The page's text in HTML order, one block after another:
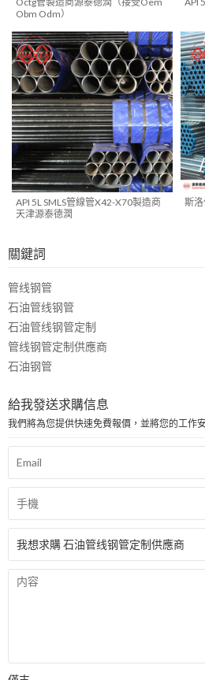
Obm Odm）
API 5L SMLS管線管X42-X70製造商
天津源泰德潤
斯
關鍵詞
管线钢管
石油管线钢管
石油管线钢管定制
管线钢管定制供應商
石油钢管
給我發送求購信息
我們將為您提供快速免費報價，並將您的工作